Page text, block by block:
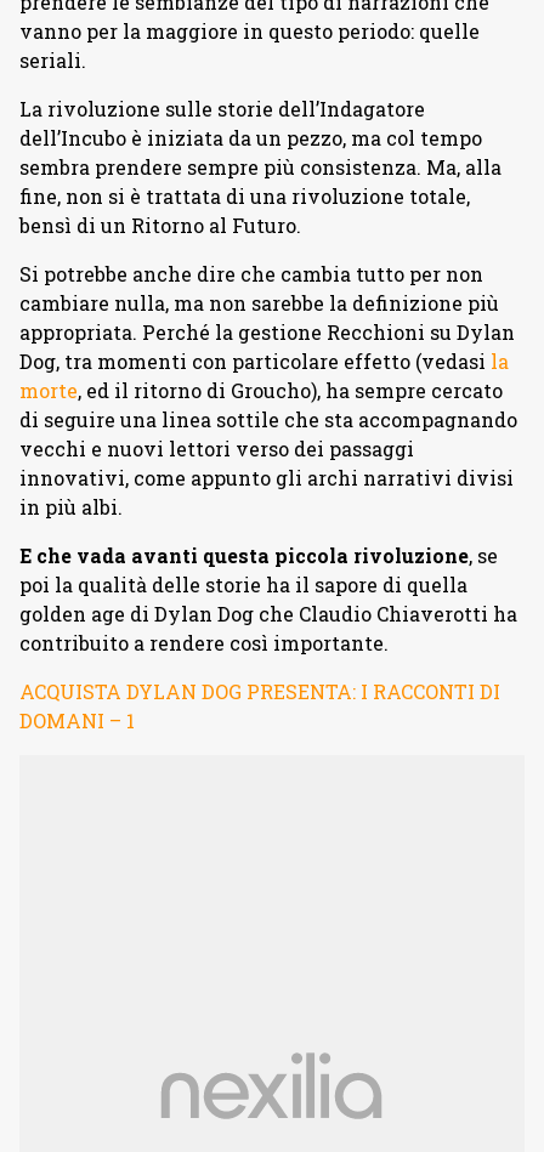
vanno per la maggiore in questo periodo: quelle
seriali.
La rivoluzione sulle storie dell’Indagatore
dell’Incubo è iniziata da un pezzo, ma col tempo
sembra prendere sempre più consistenza. Ma, alla
fine, non si è trattata di una rivoluzione totale,
bensì di un Ritorno al Futuro.
Si potrebbe anche dire che cambia tutto per non
cambiare nulla, ma non sarebbe la definizione più
appropriata. Perché la gestione Recchioni su Dylan
Dog, tra momenti con particolare effetto (vedasi la
morte, ed il ritorno di Groucho), ha sempre cercato
di seguire una linea sottile che sta accompagnando
vecchi e nuovi lettori verso dei passaggi
innovativi, come appunto gli archi narrativi divisi
in più albi.
E che vada avanti questa piccola rivoluzione, se
poi la qualità delle storie ha il sapore di quella
golden age di Dylan Dog che Claudio Chiaverotti ha
contribuito a rendere così importante.
ACQUISTA DYLAN DOG PRESENTA: I RACCONTI DI
DOMANI – 1